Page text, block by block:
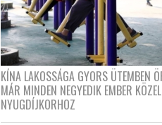
KÍNA LAKOSSÁGA GYORS ÜTEMBEN
MÁR MINDEN NEGYEDIK EMBER
NYUGDÍJKORHOZ